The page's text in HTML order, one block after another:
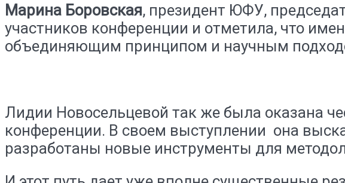
Марина Боровская, президент ЮФУ,
участников конференции и отметила, что
объединяющим принципом и научным
Лидии Новосельцевой так же была оказана
конференции. В своем выступлении она
разработаны новые инструменты для